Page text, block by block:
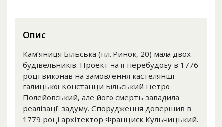
Опис
Кам’яниця Більська (пл. Ринок, 20) мала двох
будівельників. Проект на її перебудову в 1776
році виконав на замовлення кастелянші
галицької Констанци Більський Петро
Полейовський, але його смерть завадила
реалізації задуму. Спорудження довершив в
1779 році архітектор Франциск Кульчицький.